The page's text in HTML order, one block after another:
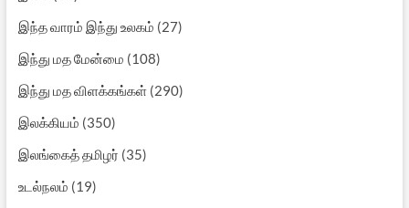
இந்த வாரம் இந்து உலகம் (27)
இந்து மத மேன்மை (108)
இந்து மத விளக்கங்கள்(290)
இலக்கியம் (350)
இலங்கைத் தமிழர் (35)
உடல்நலம் (19)